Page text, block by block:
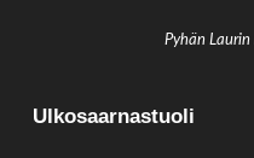
Pyhän
Ulkosaarnastuoli